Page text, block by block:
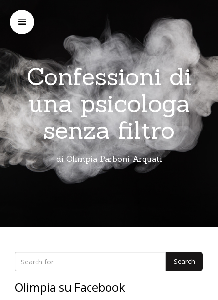
Confessioni di
una psicologa
senza filtro
di Olimpia Parboni Arquati
Olimpia su Facebook